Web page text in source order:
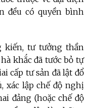
đều có quyền bình
kiến, tư tưởng thần
khắc đã tước bỏ tự
cấp tư sản đã lật đổ
xác lập chế độ nghị
đảng (hoặc chế độ